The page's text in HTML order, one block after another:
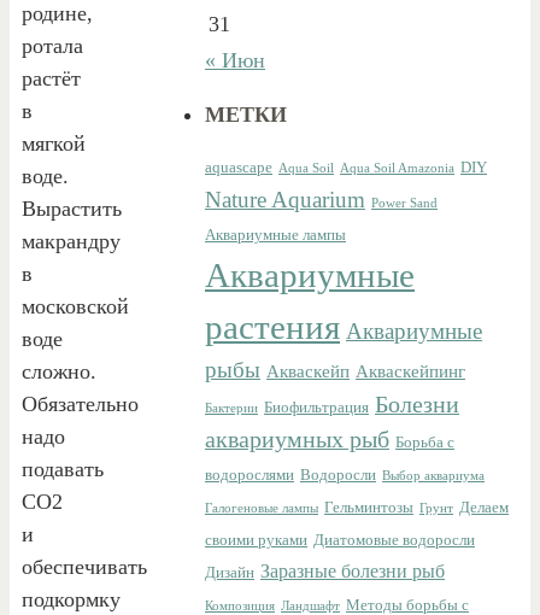
родине,
ротала
растёт
в
мягкой
воде.
Вырастить
макрандру
в
московской
воде
сложно.
Обязательно
надо
подавать
СО2
и
обеспечивать
подкормку
31
« Июн
МЕТКИ
aquascape Aqua Soil Aqua Soil Amazonia DIY
Nature Aquarium Power Sand
Аквариумные лампы
Аквариумные
растения Аквариумные
рыбы Акваскейп Акваскейпинг
Бактерии Биофильтрация Болезни
аквариумных рыб Борьба с
водорослями Водоросли Выбор аквариума
Галогеновые лампы Гельминтозы Грунт Делаем
своими руками Диатомовые водоросли
Дизайн Заразные болезни рыб
Композиция Ландшафт Методы борьбы с